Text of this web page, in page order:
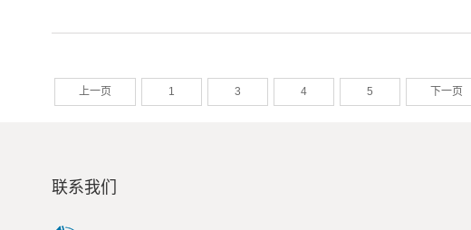
上一页 1 3 4 5 下一页
联系我们